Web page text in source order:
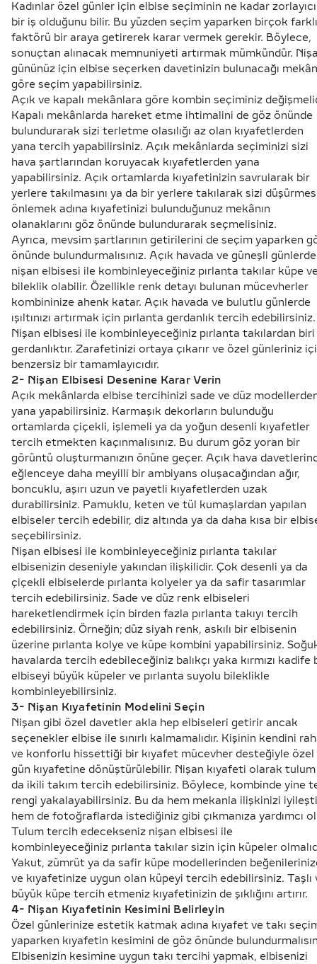
Kadınlar özel günler için elbise seçiminin ne kadar zorlayıcı
bir iş olduğunu bilir. Bu yüzden seçim yaparken birçok farklı
faktörü bir araya getirerek karar vermek gerekir. Böylece,
sonuçtan alınacak memnuniyeti artırmak mümkündür.
gününüz için elbise seçerken davetinizin bulunacağı
göre seçim yapabilirsiniz.
Açık ve kapalı mekânlara göre kombin seçiminiz
Kapalı mekânlarda hareket etme ihtimalini de göz önünde
bulundurarak sizi terletme olasılığı az olan kıyafetlerden
yana tercih yapabilirsiniz. Açık mekânlarda seçiminizi sizi
hava şartlarından koruyacak kıyafetlerden yana
yapabilirsiniz. Açık ortamlarda kıyafetinizin savrularak bir
yerlere takılmasını ya da bir yerlere takılarak sizi
önlemek adına kıyafetinizi bulunduğunuz mekânın
olanaklarını göz önünde bulundurarak seçmelisiniz.
Ayrıca, mevsim şartlarının getirilerini de seçim yaparken
önünde bulundurmalısınız. Açık havada ve güneşli günlerde
nişan elbisesi ile kombinleyeceğiniz pırlanta takılar küpe
bileklik olabilir. Özellikle renk detayı bulunan mücevherler
kombininize ahenk katar. Açık havada ve bulutlu günlerde
ışıltınızı artırmak için pırlanta gerdanlık tercih edebilirsiniz.
Nişan elbisesi ile kombinleyeceğiniz pırlanta takılardan biri
gerdanlıktır. Zarafetinizi ortaya çıkarır ve özel günleriniz
benzersiz bir tamamlayıcıdır.
2- Nişan Elbisesi Desenine Karar Verin
Açık mekânlarda elbise tercihinizi sade ve düz
yana yapabilirsiniz. Karmaşık dekorların bulunduğu
ortamlarda çiçekli, işlemeli ya da yoğun desenli kıyafetler
tercih etmekten kaçınmalısınız. Bu durum göz yoran bir
görüntü oluşturmanızın önüne geçer. Açık hava
eğlenceye daha meyilli bir ambiyans oluşacağından ağır,
boncuklu, aşırı uzun ve payetli kıyafetlerden uzak
durabilirsiniz. Pamuklu, keten ve tül kumaşlardan yapılan
elbiseler tercih edebilir, diz altında ya da daha kısa bir
seçebilirsiniz.
Nişan elbisesi ile kombinleyeceğiniz pırlanta takılar
elbisenizin deseniyle yakından ilişkilidir. Çok desenli ya da
çiçekli elbiselerde pırlanta kolye ler ya da safir tasarımlar
tercih edebilirsiniz. Sade ve düz renk elbiseleri
hareketlendirmek için birden fazla pırlanta takıyı tercih
edebilirsiniz. Örneğin; düz siyah renk, askılı bir elbisenin
üzerine pırlanta kolye ve küpe kombini yapabilirsiniz.
havalarda tercih edebileceğiniz balıkçı yaka kırmızı kadife
elbiseyi büyük küpeler ve pırlanta suyolu bileklik le
kombinleyebilirsiniz.
3- Nişan Kıyafetinin Modelini Seçin
Nişan gibi özel davetler akla hep elbiseleri getirir ancak
seçenekler elbise ile sınırlı kalmamalıdır. Kişinin kendini
ve konforlu hissettiği bir kıyafet mücevher desteğiyle özel
gün kıyafetine dönüştürülebilir. Nişan kıyafeti olarak
da ikili takım tercih edebilirsiniz. Böylece, kombinde yine
rengi yakalayabilirsiniz. Bu da hem mekanla ilişkinizi
hem de fotoğraflarda istediğiniz gibi çıkmanıza yardımcı
Tulum tercih edecekseniz nişan elbisesi ile
kombinleyeceğiniz pırlanta takılar sizin için küpeler
Yakut, zümrüt ya da safir küpe modellerinden
ve kıyafetinize uygun olan küpeyi tercih edebilirsiniz. Taşlı
büyük küpe tercih etmeniz kıyafetinizin de şıklığını artırır.
4- Nişan Kıyafetinin Kesimini Belirleyin
Özel günlerinize estetik katmak adına kıyafet ve takı
yaparken kıyafetin kesimini de göz önünde
Elbisenizin kesimine uygun takı tercihi yapmak, elbisenizi